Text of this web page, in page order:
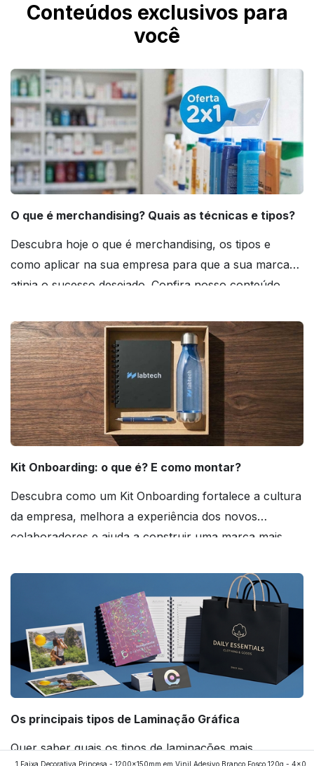
Conteúdos exclusivos para
você
O que é merchandising? Quais as técnicas e tipos?
Descubra hoje o que é merchandising, os tipos e
como aplicar na sua empresa para que a sua marca
atinja o sucesso desejado. Confira nosso conteúdo
Kit Onboarding: o que é? E como montar?
Descubra como um Kit Onboarding fortalece a cultura
da empresa, melhora a experiência dos novos
colaboradores e ajuda a construir uma marca mais
Os principais tipos de Laminação Gráfica
Quer saber quais os tipos de laminações mais
1 Faixa Decorativa Princesa - 1200x150mm em Vinil Adesivo Branco Fosco 120g - 4x0